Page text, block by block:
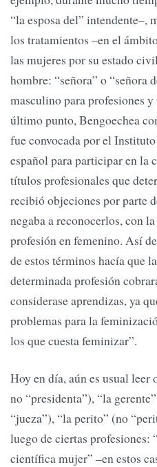
“la esposa del” intendente–,
los tratamientos –en el
las mujeres por su estado
hombre: “señora” o “señora
masculino para profesiones
último punto, Bengoechea
fue convocada por el
español para participar en la
títulos profesionales que
recibió objeciones por parte
negaba a reconocerlos, con
profesión en femenino. Así
de estos términos hacía que
determinada profesión
considerase aprendizas, ya
problemas para la
los que cuesta feminizar”.
Hoy en día, aún es usual leer
no “presidenta”), “la
“jueza”), “la perito” (no
luego de ciertas profesiones:
científica mujer” –en estos